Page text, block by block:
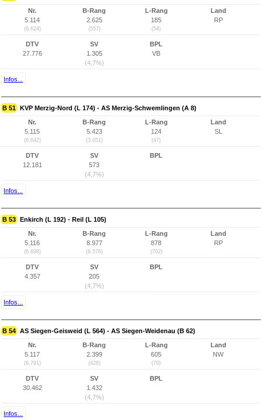
Nr.
5.114
(6.624)
B-Rang
2.625
(557)
L-Rang
185
(54)
Land
RP
DTV
27.776
SV
1.305
(4,7%)
BPL
VB
Infos...
B 51 KVP Merzig-Nord (L 174) - AS Merzig-Schwemlingen (A 8)
Nr.
5.115
(6.642)
B-Rang
5.423
(3.051)
L-Rang
124
(47)
Land
SL
DTV
12.181
SV
573
(4,7%)
BPL
Infos...
B 53 Enkirch (L 192) - Reil (L 105)
Nr.
5.116
(6.698)
B-Rang
8.977
(6.576)
L-Rang
878
(702)
Land
RP
DTV
4.357
SV
205
(4,7%)
BPL
Infos...
B 54 AS Siegen-Geisweid (L 564) - AS Siegen-Weidenau (B 62)
Nr.
5.117
(6.791)
B-Rang
2.399
(428)
L-Rang
605
(70)
Land
NW
DTV
30.462
SV
1.432
(4,7%)
BPL
Infos...